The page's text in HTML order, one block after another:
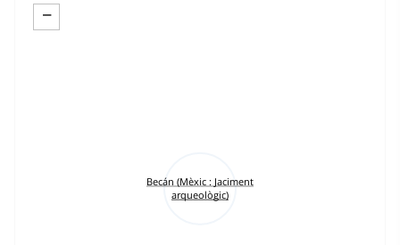
−
Becán (Mèxic : Jaciment
arqueològic)